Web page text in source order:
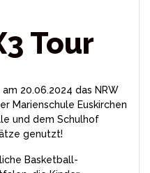
Tour
20.06.2024 das NRW
Marienschule Euskirchen
und dem Schulhof
genutzt!
Basketball-